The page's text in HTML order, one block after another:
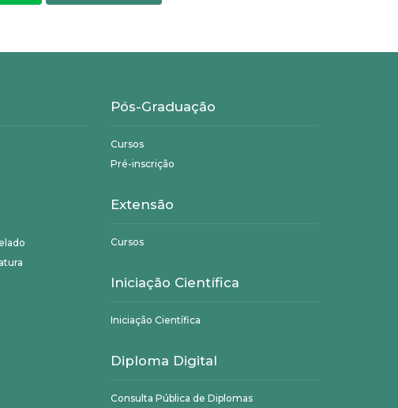
Pós-Graduação
Cursos
Pré-inscrição
Extensão
Cursos
Iniciação Científica
Iniciação Científica
Diploma Digital
Consulta Pública de Diplomas